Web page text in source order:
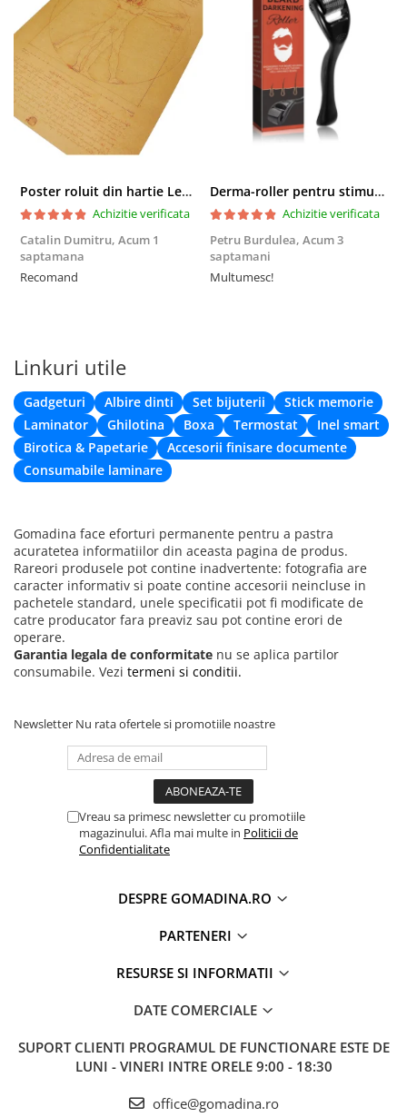
Poster roluit din hartie Leonardo Da Vinci, Vitruvian Man, vintage, 51x35 cm
Achizitie verificata
Catalin Dumitru, Acum 1
saptamana
Recomand
Derma-roller pentru stimularea cresterii parului, scalp si barba, Beard Roller
Achizitie verificata
Petru Burdulea, Acum 3
saptamani
Multumesc!
Linkuri utile
Gadgeturi Albire dinti Set bijuterii
Stick memorie
Laminator
Ghilotina Boxa Termostat
Inel smart
Birotica & Papetarie
Accesorii finisare documente
Consumabile laminare
Gomadina face eforturi permanente pentru a pastra
acuratetea informatiilor din aceasta pagina de produs.
Rareori produsele pot contine inadvertente: fotografia are
caracter informativ si poate contine accesorii neincluse in
pachetele standard, unele specificatii pot fi modificate de
catre producator fara preaviz sau pot contine erori de
operare.
Garantia legala de conformitate nu se aplica partilor
consumabile. Vezi termeni si conditii.
Newsletter Nu rata ofertele si promotiile noastre
Vreau sa primesc newsletter cu promotiile
magazinului. Afla mai multe in Politicii de
Confidentialitate
DESPRE GOMADINA.RO
PARTENERI
RESURSE SI INFORMATII
DATE COMERCIALE
SUPORT CLIENTI PROGRAMUL DE FUNCTIONARE ESTE DE
LUNI - VINERI INTRE ORELE 9:00 - 18:30
office@gomadina.ro